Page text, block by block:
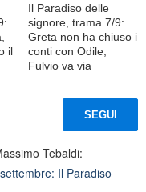
il
Il Paradiso delle
signore, trama 7/9:
Greta non ha chiuso i
conti con Odile,
Fulvio va via
SEGUI
Tebaldi:
Il Paradiso